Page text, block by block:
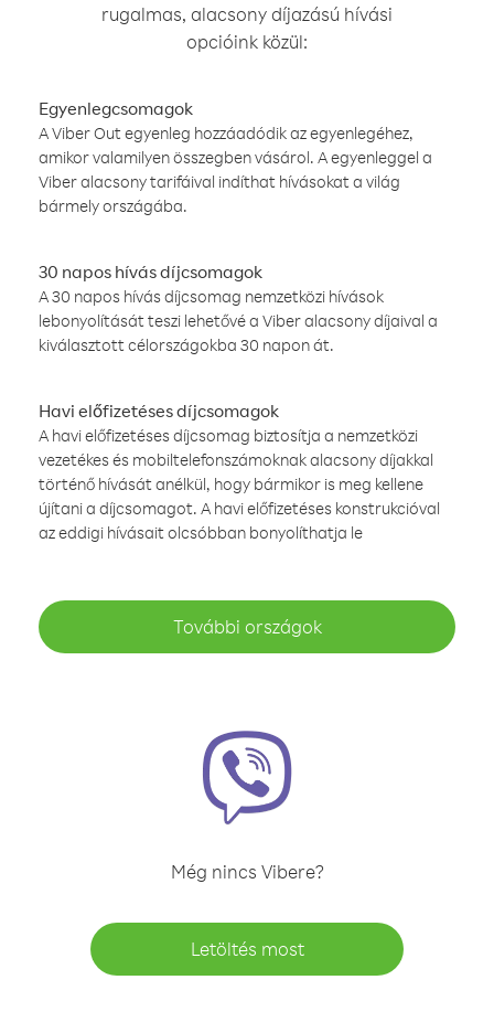
rugalmas, alacsony díjazású hívási
opcióink közül:
Egyenlegcsomagok
A Viber Out egyenleg hozzáadódik az egyenlegéhez,
amikor valamilyen összegben vásárol. A egyenleggel a
Viber alacsony tarifáival indíthat hívásokat a világ
bármely országába.
30 napos hívás díjcsomagok
A 30 napos hívás díjcsomag nemzetközi hívások
lebonyolítását teszi lehetővé a Viber alacsony díjaival a
kiválasztott célországokba 30 napon át.
Havi előfizetéses díjcsomagok
A havi előfizetéses díjcsomag biztosítja a nemzetközi
vezetékes és mobiltelefonszámoknak alacsony díjakkal
történő hívását anélkül, hogy bármikor is meg kellene
újítani a díjcsomagot. A havi előfizetéses konstrukcióval
az eddigi hívásait olcsóbban bonyolíthatja le
További országok
Még nincs Vibere?
Letöltés most